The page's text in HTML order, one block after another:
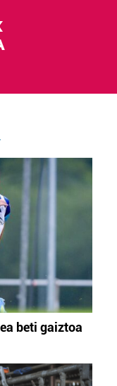
beti gaiztoa